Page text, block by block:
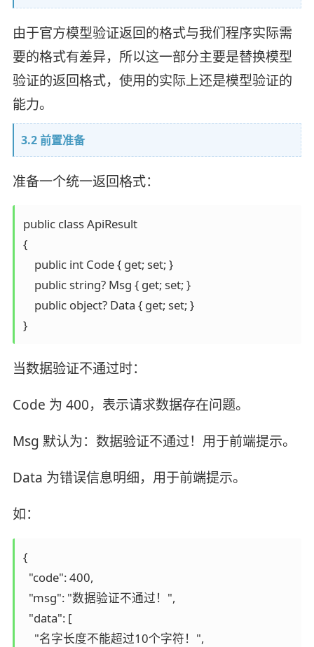
由于官方模型验证返回的格式与我们程序实际需
要的格式有差异，所以这一部分主要是替换模型
验证的返回格式，使用的实际上还是模型验证的
能力。
3.2 前置准备
准备一个统一返回格式：
public class ApiResult
{
    public int Code { get; set; }
    public string? Msg { get; set; }
    public object? Data { get; set; }
}
当数据验证不通过时：
Code 为 400，表示请求数据存在问题。
Msg 默认为：数据验证不通过！用于前端提示。
Data 为错误信息明细，用于前端提示。
如：
{
  "code": 400,
  "msg": "数据验证不通过！",
  "data": [
    "名字长度不能超过10个字符！",